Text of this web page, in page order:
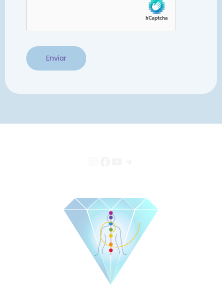
Enviar